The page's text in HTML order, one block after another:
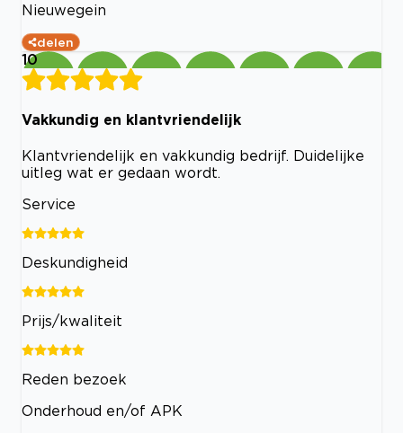
Nieuwegein
delen
10
Vakkundig en klantvriendelijk
Klantvriendelijk en vakkundig bedrijf. Duidelijke
uitleg wat er gedaan wordt.
Service
Deskundigheid
Prijs/kwaliteit
Reden bezoek
Onderhoud en/of APK